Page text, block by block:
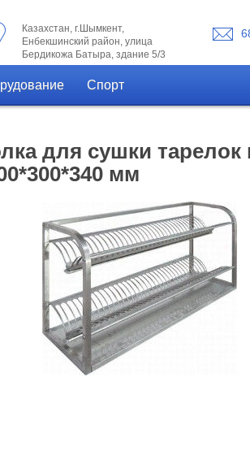
Казахстан, г.Шымкент,
Енбекшинский район, улица
Бердикожа Батыра, здание 5/3
Спорт
для сушки тарелок
мм